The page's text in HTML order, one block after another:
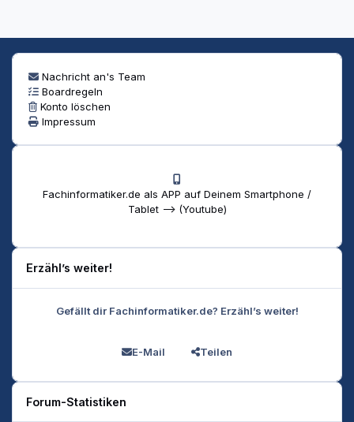
Nachricht an's Team
Boardregeln
Konto löschen
Impressum
Fachinformatiker.de als APP auf Deinem Smartphone /
Tablet --> (Youtube)
Erzähl’s weiter!
Gefällt dir Fachinformatiker.de? Erzähl’s weiter!
E-Mail Teilen
Forum-Statistiken